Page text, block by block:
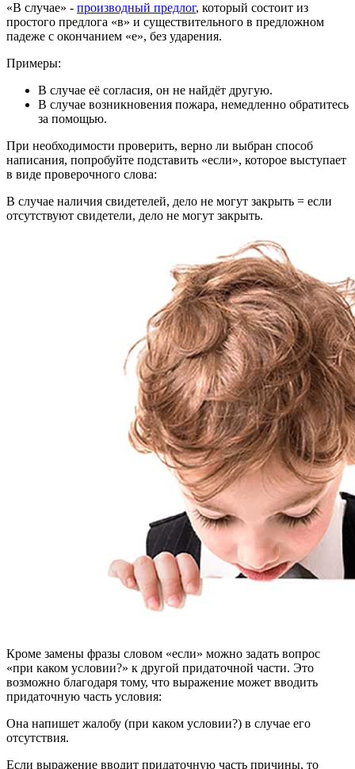
«В случае» - производный предлог, который состоит из
простого предлога «в» и существительного в предложном
падеже с окончанием «е», без ударения.
Примеры:
В случае её согласия, он не найдёт другую.
В случае возникновения пожара, немедленно обратитесь
за помощью.
При необходимости проверить, верно ли выбран способ
написания, попробуйте подставить «если», которое выступает
в виде проверочного слова:
В случае наличия свидетелей, дело не могут закрыть = если
отсутствуют свидетели, дело не могут закрыть.
Кроме замены фразы словом «если» можно задать вопрос
«при каком условии?» к другой придаточной части. Это
возможно благодаря тому, что выражение может вводить
придаточную часть условия:
Она напишет жалобу (при каком условии?) в случае его
отсутствия.
Если выражение вводит придаточную часть причины, то